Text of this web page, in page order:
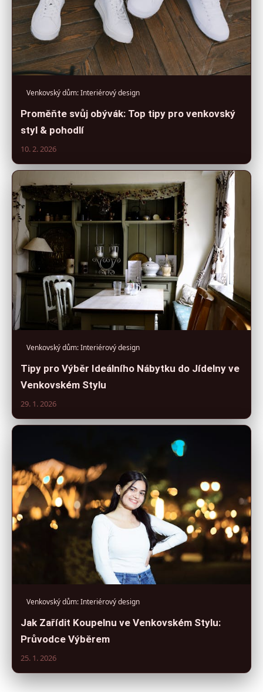
Venkovský dům: Interiérový design
Proměňte svůj obývák: Top tipy pro venkovský
styl & pohodlí
10. 2. 2026
Venkovský dům: Interiérový design
Tipy pro Výběr Ideálního Nábytku do Jídelny ve
Venkovském Stylu
29. 1. 2026
Venkovský dům: Interiérový design
Jak Zařídit Koupelnu ve Venkovském Stylu:
Průvodce Výběrem
25. 1. 2026